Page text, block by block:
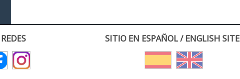
SITIO EN ESPAÑOL / ENGLISH SITE